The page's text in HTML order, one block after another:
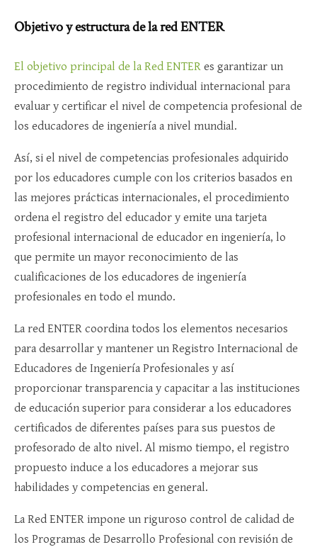
Objetivo y estructura de la red ENTER
El objetivo principal de la Red ENTER es garantizar un
procedimiento de registro individual internacional para
evaluar y certificar el nivel de competencia profesional de
los educadores de ingeniería a nivel mundial.
Así, si el nivel de competencias profesionales adquirido
por los educadores cumple con los criterios basados en
las mejores prácticas internacionales, el procedimiento
ordena el registro del educador y emite una tarjeta
profesional internacional de educador en ingeniería, lo
que permite un mayor reconocimiento de las
cualificaciones de los educadores de ingeniería
profesionales en todo el mundo.
La red ENTER coordina todos los elementos necesarios
para desarrollar y mantener un Registro Internacional de
Educadores de Ingeniería Profesionales y así
proporcionar transparencia y capacitar a las instituciones
de educación superior para considerar a los educadores
certificados de diferentes países para sus puestos de
profesorado de alto nivel. Al mismo tiempo, el registro
propuesto induce a los educadores a mejorar sus
habilidades y competencias en general.
La Red ENTER impone un riguroso control de calidad de
los Programas de Desarrollo Profesional con revisión de